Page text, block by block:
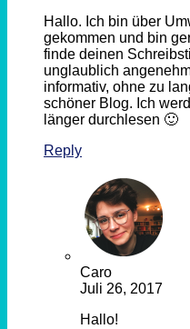
Hallo. Ich bin über
gekommen und bin
finde deinen
unglaublich
informativ, ohne zu
schöner Blog. Ich
länger durchlesen 🙂
Reply
Caro
Juli 26, 2017
Hallo!